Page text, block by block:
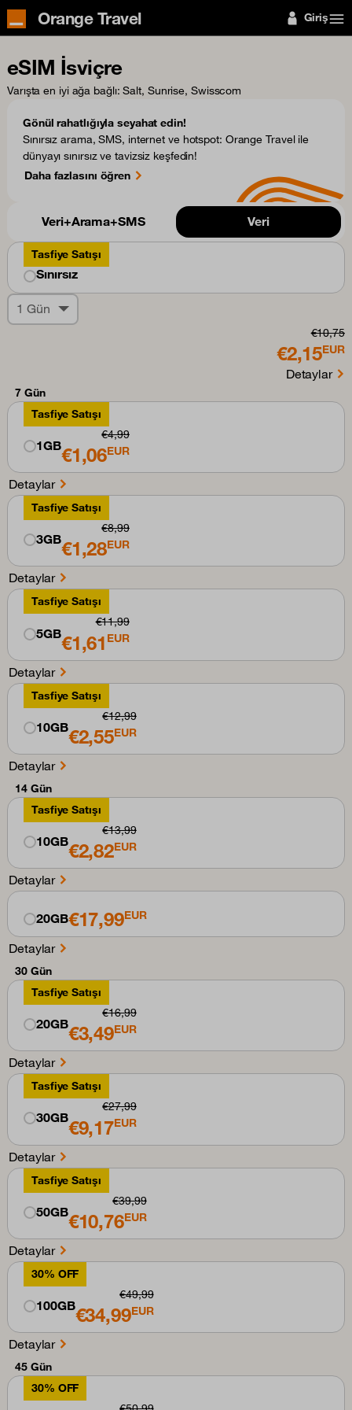
Orange Travel Giriş
eSIM İsviçre
Varışta en iyi ağa bağlı: Salt, Sunrise, Swisscom
Gönül rahatlığıyla seyahat edin!
Sınırsız arama, SMS, internet ve hotspot: Orange Travel ile
dünyayı sınırsız ve tavizsiz keşfedin!
Daha fazlasını öğren
Veri+Arama+SMS Veri
Tasfiye Satışı
Sınırsız
1 Gün
€10,75
€2,15EUR
Detaylar
7 Gün
Tasfiye Satışı
1GB
€4,99
€1,06EUR
Detaylar
Tasfiye Satışı
3GB
€8,99
€1,28EUR
Detaylar
Tasfiye Satışı
5GB
€11,99
€1,61 EUR
Detaylar
Tasfiye Satışı
10GB
€12,99
€2,55EUR
Detaylar
14 Gün
Tasfiye Satışı
10GB
€13,99
€2,82EUR
Detaylar
20GB€17,99EUR
Detaylar
30 Gün
Tasfiye Satışı
20GB
€16,99
€3,49EUR
Detaylar
Tasfiye Satışı
30GB
€27,99
€9,17EUR
Detaylar
Tasfiye Satışı
50GB
€39,99
€10,76EUR
Detaylar
30% OFF
100GB
€49,99
€34,99EUR
Detaylar
45 Gün
30% OFF